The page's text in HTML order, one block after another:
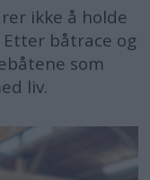
ikke å holde
båtrace og
som
liv.